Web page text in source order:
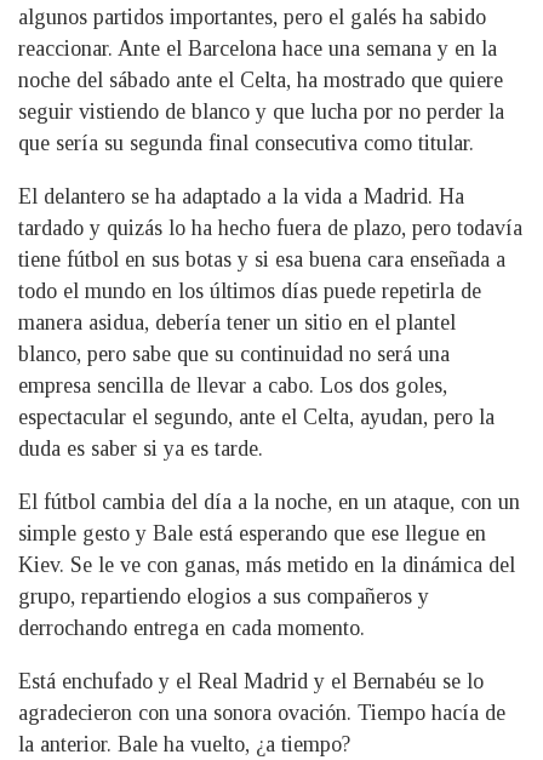
algunos partidos importantes, pero el galés ha sabido
reaccionar. Ante el Barcelona hace una semana y en la
noche del sábado ante el Celta, ha mostrado que quiere
seguir vistiendo de blanco y que lucha por no perder la
que sería su segunda final consecutiva como titular.
El delantero se ha adaptado a la vida a Madrid. Ha
tardado y quizás lo ha hecho fuera de plazo, pero todavía
tiene fútbol en sus botas y si esa buena cara enseñada a
todo el mundo en los últimos días puede repetirla de
manera asidua, debería tener un sitio en el plantel
blanco, pero sabe que su continuidad no será una
empresa sencilla de llevar a cabo. Los dos goles,
espectacular el segundo, ante el Celta, ayudan, pero la
duda es saber si ya es tarde.
El fútbol cambia del día a la noche, en un ataque, con un
simple gesto y Bale está esperando que ese llegue en
Kiev. Se le ve con ganas, más metido en la dinámica del
grupo, repartiendo elogios a sus compañeros y
derrochando entrega en cada momento.
Está enchufado y el Real Madrid y el Bernabéu se lo
agradecieron con una sonora ovación. Tiempo hacía de
la anterior. Bale ha vuelto, ¿a tiempo?